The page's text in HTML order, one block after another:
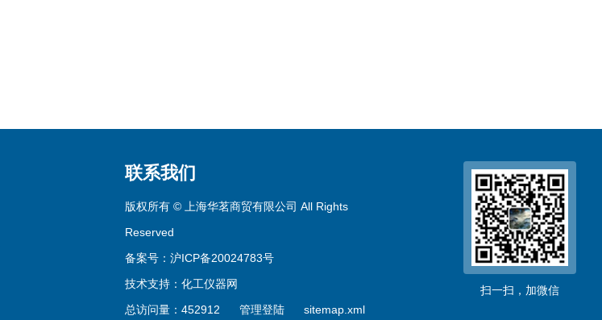
联系我们
版权所有 © 上海华茗商贸有限公司 All Rights
Reserved
备案号：沪ICP备20024783号
技术支持： 化工仪器网
总访问量：452912 管理登陆 sitemap.xml
扫一扫，加微信